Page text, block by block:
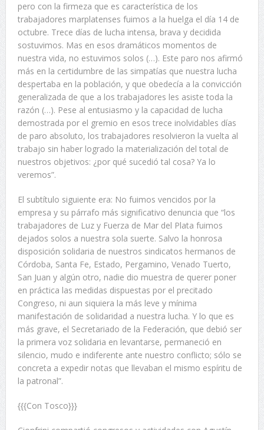
pero con la firmeza que es característica de los
trabajadores marplatenses fuimos a la huelga el día 14 de
octubre. Trece días de lucha intensa, brava y decidida
sostuvimos. Mas en esos dramáticos momentos de
nuestra vida, no estuvimos solos (…). Este paro nos afirmó
más en la certidumbre de las simpatías que nuestra lucha
despertaba en la población, y que obedecía a la convicción
generalizada de que a los trabajadores les asiste toda la
razón (…). Pese al entusiasmo y la capacidad de lucha
demostrada por el gremio en esos trece inolvidables días
de paro absoluto, los trabajadores resolvieron la vuelta al
trabajo sin haber logrado la materialización del total de
nuestros objetivos: ¿por qué sucedió tal cosa? Ya lo
veremos”.
El subtítulo siguiente era: No fuimos vencidos por la
empresa y su párrafo más significativo denuncia que “los
trabajadores de Luz y Fuerza de Mar del Plata fuimos
dejados solos a nuestra sola suerte. Salvo la honrosa
disposición solidaria de nuestros sindicatos hermanos de
Córdoba, Santa Fe, Estado, Pergamino, Venado Tuerto,
San Juan y algún otro, nadie dio muestra de querer poner
en práctica las medidas dispuestas por el precitado
Congreso, ni aun siquiera la más leve y mínima
manifestación de solidaridad a nuestra lucha. Y lo que es
más grave, el Secretariado de la Federación, que debió ser
la primera voz solidaria en levantarse, permaneció en
silencio, mudo e indiferente ante nuestro conflicto; sólo se
concreta a expedir notas que llevaban el mismo espíritu de
la patronal”.
{{{Con Tosco}}}